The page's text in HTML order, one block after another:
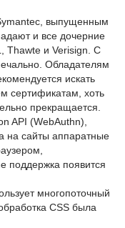
выпущенным
и все дочерние
Thawte и Verisign. С
Обладателям
искать
сертификатам, хоть
прекращается.
API (WebAuthn),
на сайты аппаратные
поддержка появится
многопоточный
CSS была